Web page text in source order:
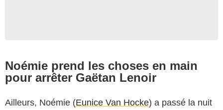
Noémie prend les choses en main
pour arrêter Gaëtan Lenoir
Ailleurs, Noémie (Eunice Van Hocke) a passé la nuit